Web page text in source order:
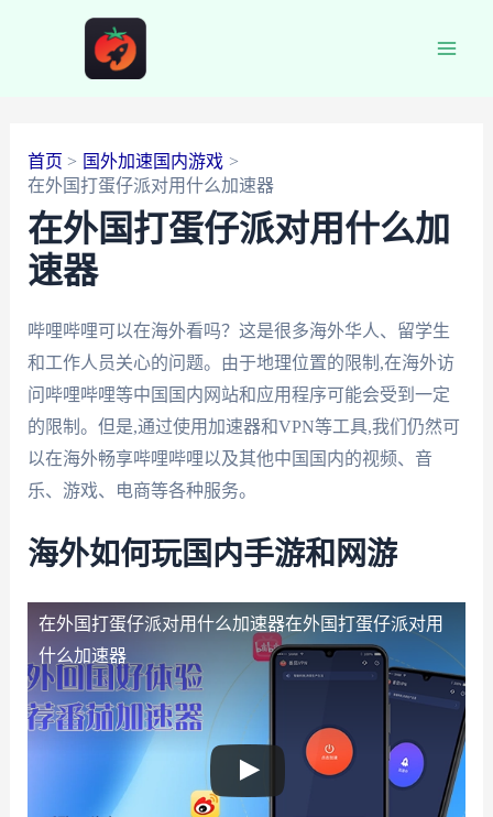
首页
国外加速国内游戏
在外国打蛋仔派对用什么加速器
在外国打蛋仔派对用什么加
速器
哔哩哔哩可以在海外看吗？这是很多海外华人、留学生
和工作人员关心的问题。由于地理位置的限制,在海外访
问哔哩哔哩等中国国内网站和应用程序可能会受到一定
的限制。但是,通过使用加速器和VPN等工具,我们仍然可
以在海外畅享哔哩哔哩以及其他中国国内的视频、音
乐、游戏、电商等各种服务。
海外如何玩国内手游和网游
在外国打蛋仔派对用什么加速器在外国打蛋仔派对用
什么加速器